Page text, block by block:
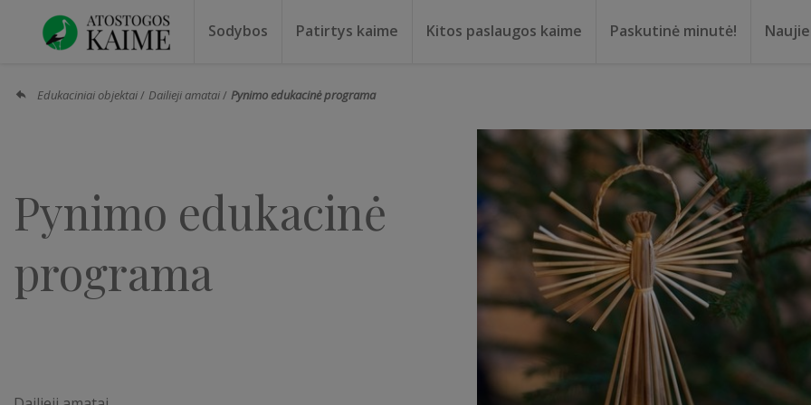
Sodybos Patirtys kaime Kitos paslaugos kaime Paskutinė minutė!
Edukaciniai objektai Dailieji amatai Pynimo edukacinė programa
Pynimo edukacinė
programa